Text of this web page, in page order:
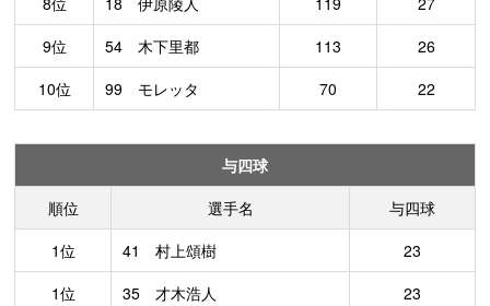
9位
54 木下里都 113
26
10位
99 モレッタ 70 22
与四球
順位
選手名
与四球
1位
41 村上頌樹
23
1位
35 才木浩人
23